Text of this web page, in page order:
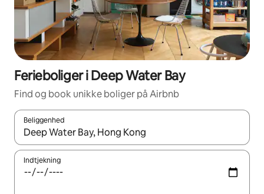
Ferieboliger i Deep Water Bay
Find og book unikke boliger på Airbnb
Beliggenhed
Når resultaterne er tilgængelige, skal du navigere med
Indtjekning